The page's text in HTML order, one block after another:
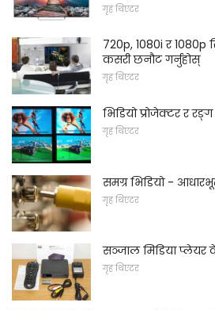
गृह थिएटर
720p, 1080i र 1080p
कसरी छनौट गर्नुहोस्
गृह थिएटर
भिडियो प्रोजेक्टर र
गृह थिएटर
समग्र भिडियो -
गृह थिएटर
सञ्जाल मिडिया प्लेयर
गृह थिएटर